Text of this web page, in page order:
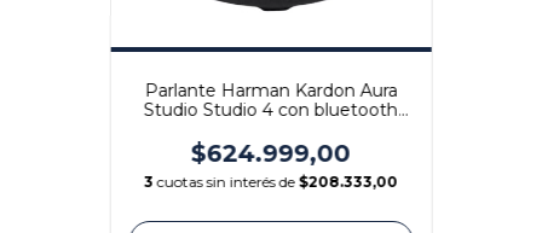
Parlante Harman Kardon Aura
Studio Studio 4 con bluetooth
$624.999,00
3 cuotas sin interés de $208.333,00